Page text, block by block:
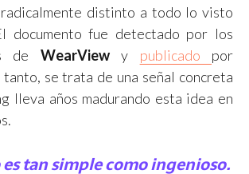
distinto a todo lo visto
documento fue detectado por los
de WearViewy publicado por
se trata de una señal concreta
lleva años madurando esta idea en
tan simple como ingenioso.